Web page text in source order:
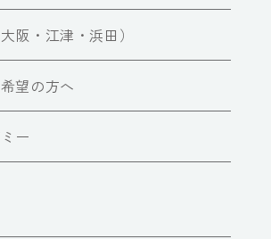
阪・江津・浜田）
望の方へ
ー